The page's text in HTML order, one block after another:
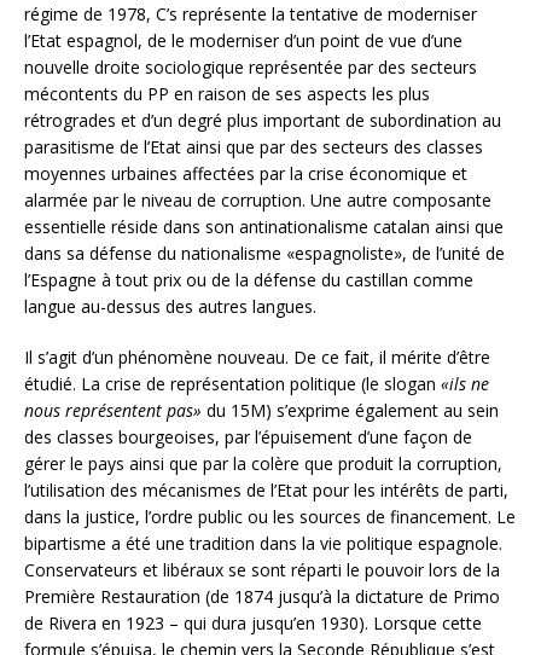
régime de 1978, C’s représente la tentative de moderniser
l’Etat espagnol, de le moderniser d’un point de vue d’une
nouvelle droite sociologique représentée par des secteurs
mécontents du PP en raison de ses aspects les plus
rétrogrades et d’un degré plus important de subordination au
parasitisme de l’Etat ainsi que par des secteurs des classes
moyennes urbaines affectées par la crise économique et
alarmée par le niveau de corruption. Une autre composante
essentielle réside dans son antinationalisme catalan ainsi que
dans sa défense du nationalisme «espagnoliste», de l’unité de
l’Espagne à tout prix ou de la défense du castillan comme
langue au-dessus des autres langues.
Il s’agit d’un phénomène nouveau. De ce fait, il mérite d’être
étudié. La crise de représentation politique (le slogan «ils ne
nous représentent pas» du 15M) s’exprime également au sein
des classes bourgeoises, par l’épuisement d’une façon de
gérer le pays ainsi que par la colère que produit la corruption,
l’utilisation des mécanismes de l’Etat pour les intérêts de parti,
dans la justice, l’ordre public ou les sources de financement. Le
bipartisme a été une tradition dans la vie politique espagnole.
Conservateurs et libéraux se sont réparti le pouvoir lors de la
Première Restauration (de 1874 jusqu’à la dictature de Primo
de Rivera en 1923 – qui dura jusqu’en 1930). Lorsque cette
formule s’épuisa, le chemin vers la Seconde République s’est